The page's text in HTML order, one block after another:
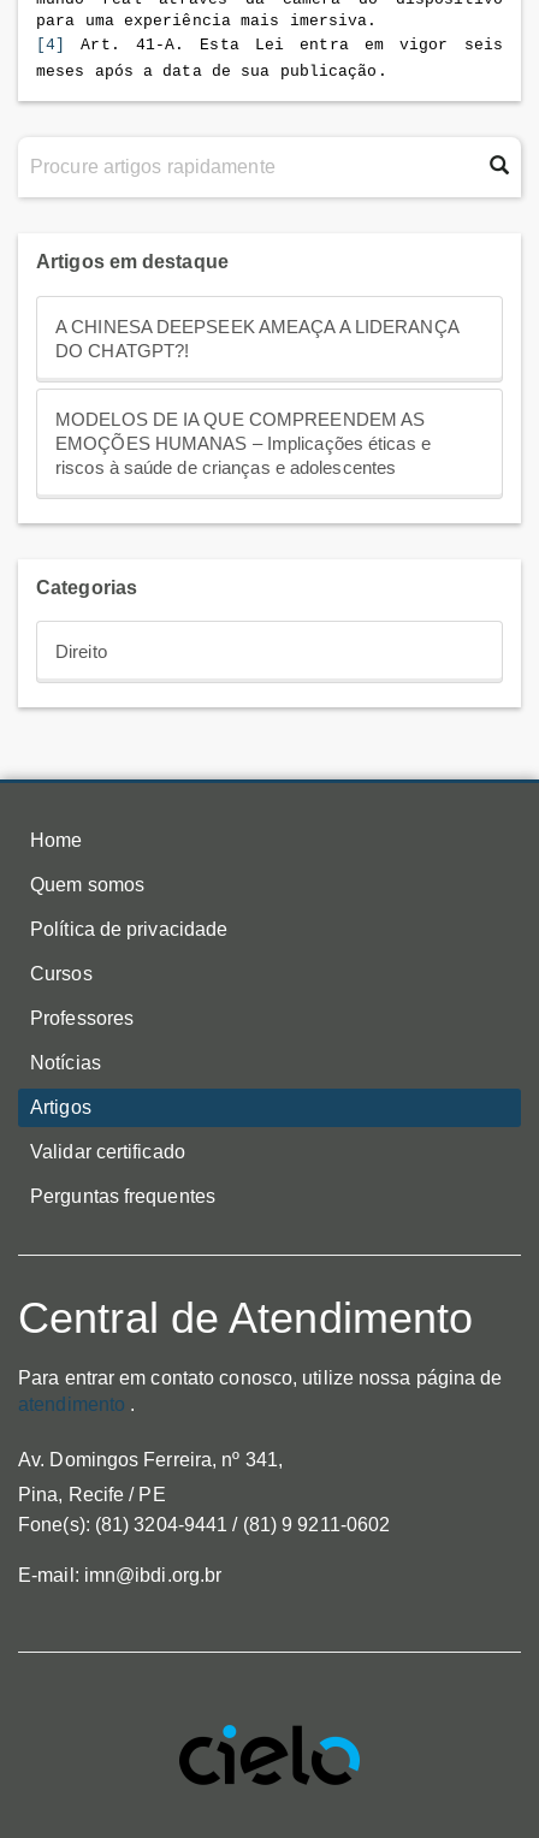
para uma experiência mais imersiva.
[4]
Art. 41-A. Esta Lei entra em vigor seis
meses após a data de sua publicação.
Artigos em destaque
A CHINESA DEEPSEEK AMEAÇA A LIDERANÇA
DO CHATGPT?!
MODELOS DE IA QUE COMPREENDEM AS
EMOÇÕES HUMANAS – Implicações éticas e
riscos à saúde de crianças e adolescentes
Categorias
Direito
Home
Quem somos
Política de privacidade
Cursos
Professores
Notícias
Artigos
Validar certificado
Perguntas frequentes
Central de Atendimento
Para entrar em contato conosco, utilize nossa página de
atendimento .
Av. Domingos Ferreira, nº 341,
Pina, Recife / PE
Fone(s): (81) 3204-9441 / (81) 9 9211-0602
E-mail: imn@ibdi.org.br